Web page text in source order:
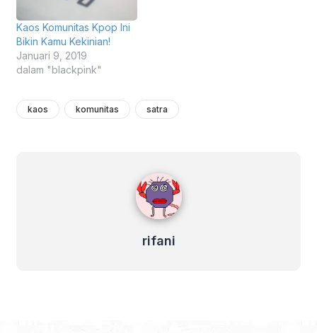
Kaos Komunitas Kpop Ini
Bikin Kamu Kekinian!
Januari 9, 2019
dalam "blackpink"
kaos komunitas satra
rifani